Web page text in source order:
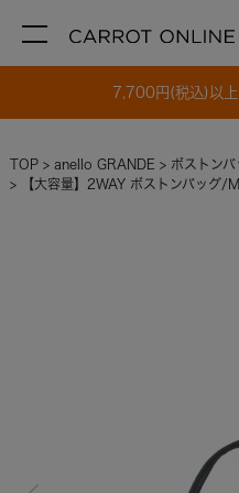
7,700円(税込)以
TOP anello GRANDE
ボストンバ
【大容量】2WAY ボストンバッグ/